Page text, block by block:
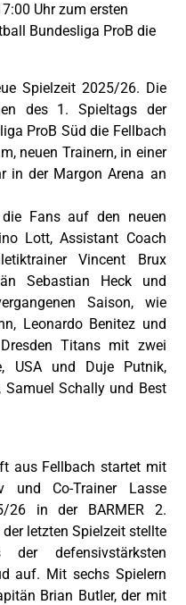
Uhr zum ersten
Bundesliga ProB die
Spielzeit 2025/26. Die
des 1. Spieltags der
ProB Süd die Fellbach
neuen Trainern, in einer
in der Margon Arena an
Fans auf den neuen
Lott, Assistant Coach
Vincent Brux
Sebastian Heck und
Saison, wie
Leonardo Benitez und
Titans mit zwei
USA und Duje Putnik,
Samuel Schally und Best
aus Fellbach startet mit
und Co-Trainer Lasse
26 in der BARMER 2.
letzten Spielzeit stellte
defensivstärksten
auf. Mit sechs Spielern
Brian Butler, der mit